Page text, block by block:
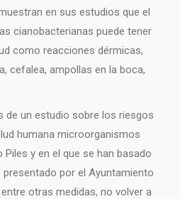
en sus estudios que el
cianobacterianas puede tener
como reacciones dérmicas,
cefalea, ampollas en la boca,
de un estudio sobre los riesgos
humana microorganismos
y en el que se han basado
por el Ayuntamiento
otras medidas, no volver a